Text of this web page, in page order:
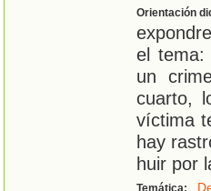
Orientación
el tema:
un
cuarto,
víctima
hay
huir por